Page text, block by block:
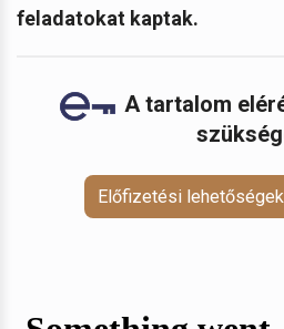
feladatokat kaptak.
A tartalom
Előfizetési lehetőségek